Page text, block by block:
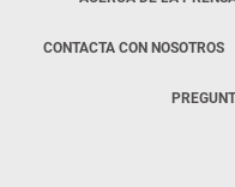
CONTACTA CON NOSOTROS